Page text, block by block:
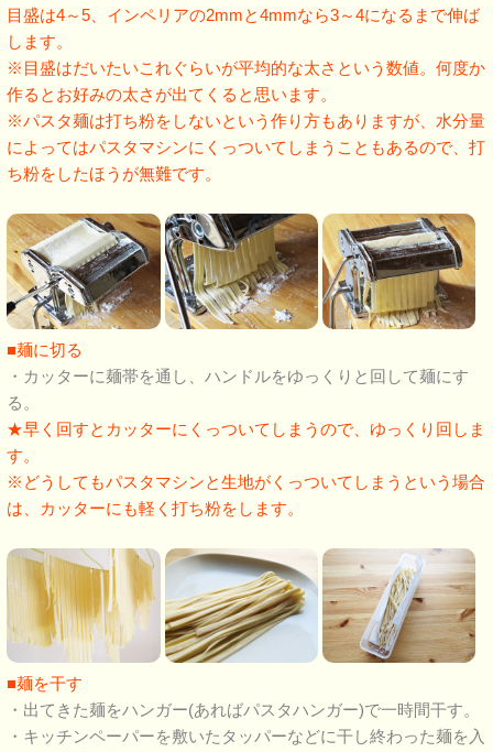
目盛は4～5、インペリアの2mmと4mmなら3～4になるまで伸ば
します。
※目盛はだいたいこれぐらいが平均的な太さという数値。何度か
作るとお好みの太さが出てくると思います。
※パスタ麺は打ち粉をしないという作り方もありますが、水分量
によってはパスタマシンにくっついてしまうこともあるので、打
ち粉をしたほうが無難です。
■麺に切る
・カッターに麺帯を通し、ハンドルをゆっくりと回して麺にす
る。
★早く回すとカッターにくっついてしまうので、ゆっくり回しま
す。
※どうしてもパスタマシンと生地がくっついてしまうという場合
は、カッターにも軽く打ち粉をします。
■麺を干す
・出てきた麺をハンガー(あればパスタハンガー)で一時間干す。
・キッチンペーパーを敷いたタッパーなどに干し終わった麺を入